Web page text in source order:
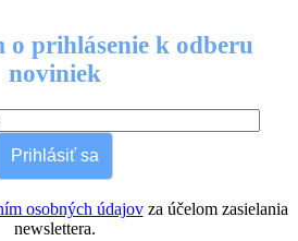
o prihlásenie k odberu
noviniek
Prihlásiť sa
osobných údajovza účelom zasielania
newslettera.